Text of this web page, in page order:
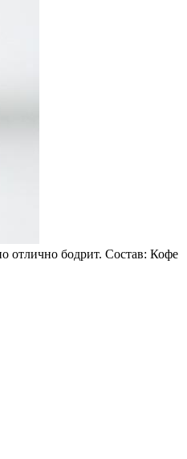
отлично бодрит. Состав: Кофе